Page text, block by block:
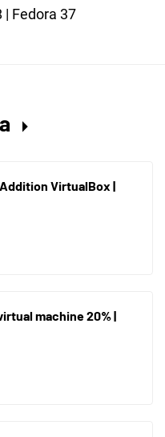
| Fedora 37
VirtualBox |
machine 20% |